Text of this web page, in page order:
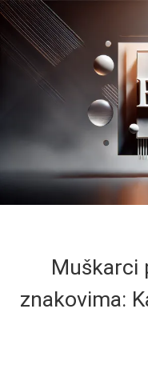
Muškarci
znakovima: